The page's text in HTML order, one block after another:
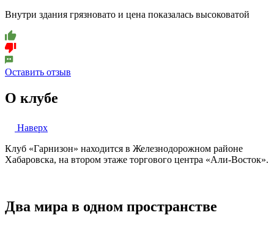
Внутри здания грязновато и цена показалась высоковатой
Оставить отзыв
О клубе
Наверх
Клуб «Гарнизон» находится в Железнодорожном районе
Хабаровска, на втором этаже торгового центра «Али-Восток».
Два мира в одном пространстве